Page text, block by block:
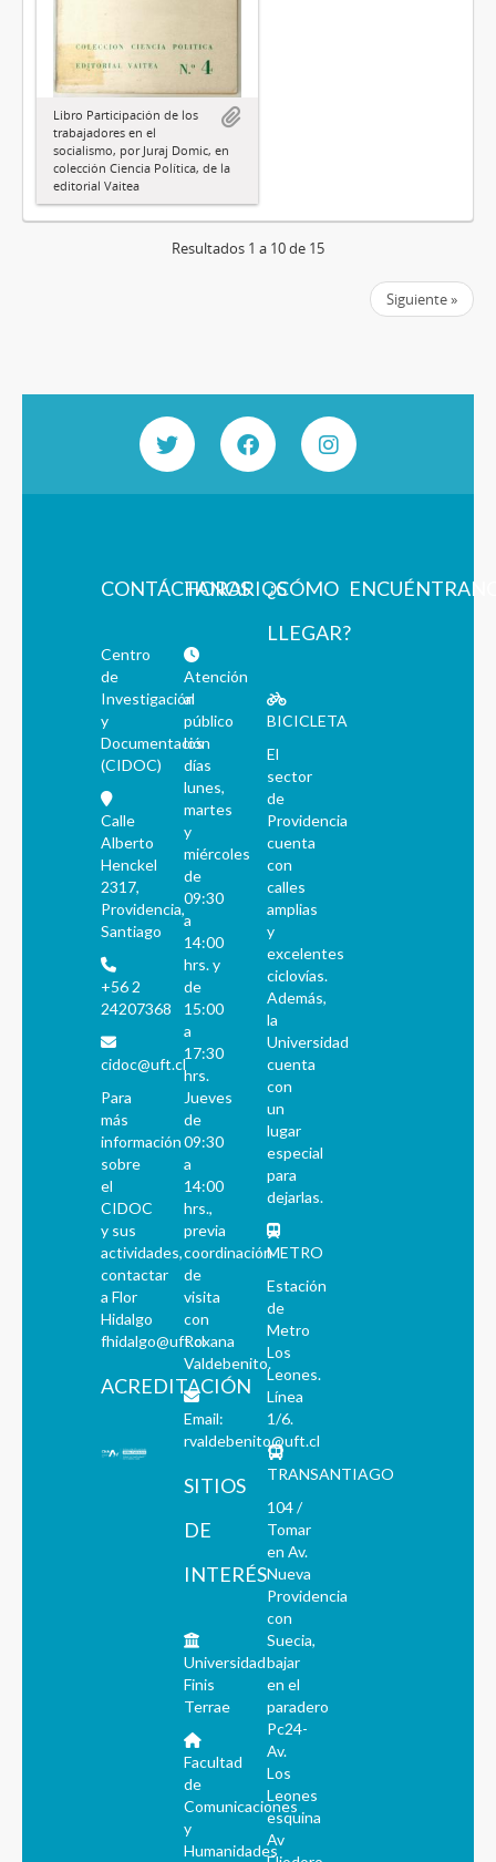
Libro Participación de los
trabajadores en el
socialismo, por Juraj Domic, en
colección Ciencia Política, de la
editorial Vaitea
Resultados 1 a 10 de 15
Siguiente »
CONTÁCTANOS
Centro
de
Investigación
y
Documentación
(CIDOC)
Calle
Alberto
Henckel
2317,
Providencia,
Santiago
+56 2
24207368
cidoc@uft.cl
Para
más
información
sobre
el
CIDOC
y sus
actividades,
contactar
a Flor
Hidalgo
fhidalgo@uft.cl
ACREDITACIÓN
HORARIOS
Atención
al
público
los
días
lunes,
martes
y
miércoles
de
09:30
a
14:00
hrs. y
de
15:00
a
17:30
hrs.
Jueves
de
09:30
a
14:00
hrs.,
previa
coordinación
de
visita
con
Roxana
Valdebenito.
Email:
rvaldebenito@uft.cl
SITIOS
DE
INTERÉS
Universidad
Finis
Terrae
Facultad
de
Comunicaciones
y
Humanidades
¿CÓMO
LLEGAR?
BICICLETA
El
sector
de
Providencia
cuenta
con
calles
amplias
y
excelentes
ciclovías.
Además,
la
Universidad
cuenta
con
un
lugar
especial
para
dejarlas.
METRO
Estación
de
Metro
Los
Leones.
Línea
1/6.
TRANSANTIAGO
104 /
Tomar
en Av.
Nueva
Providencia
con
Suecia,
bajar
en el
paradero
Pc24-
Av.
Los
Leones
esquina
Av